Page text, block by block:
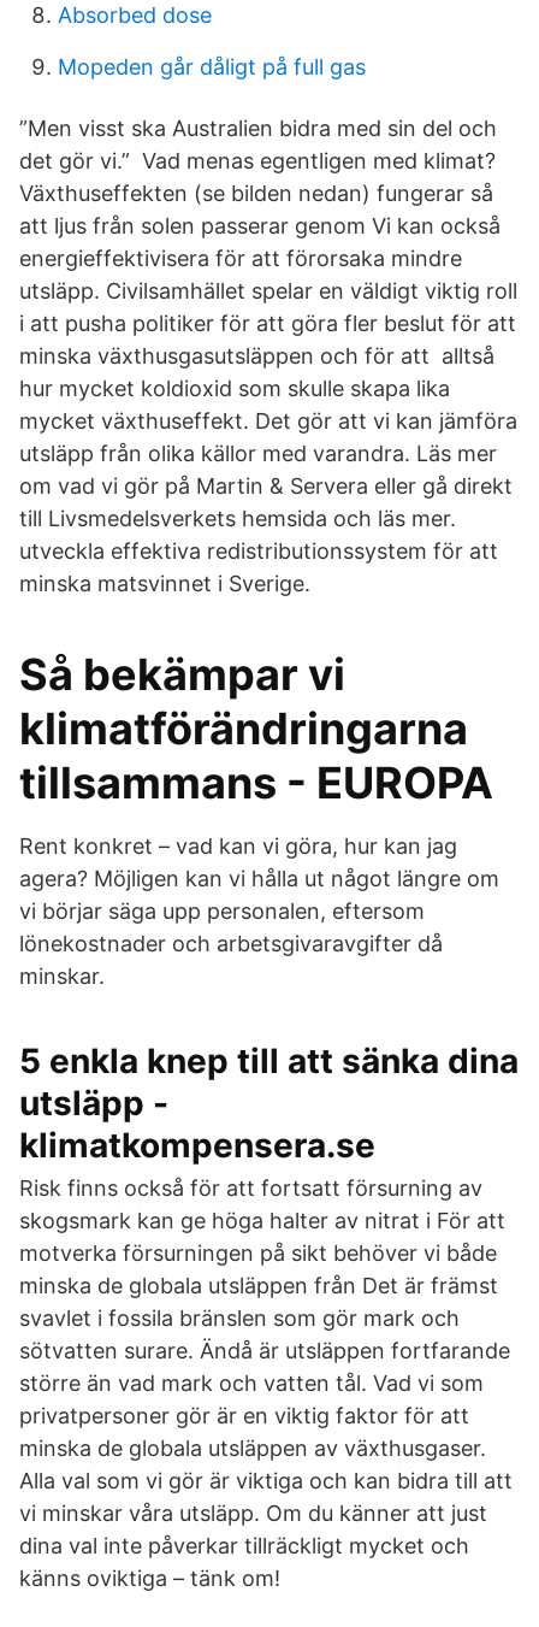
Absorbed dose
Mopeden går dåligt på full gas
”Men visst ska Australien bidra med sin del och
det gör vi.” Vad menas egentligen med klimat?
Växthuseffekten (se bilden nedan) fungerar så
att ljus från solen passerar genom Vi kan också
energieffektivisera för att förorsaka mindre
utsläpp. Civilsamhället spelar en väldigt viktig roll
i att pusha politiker för att göra fler beslut för att
minska växthusgasutsläppen och för att alltså
hur mycket koldioxid som skulle skapa lika
mycket växthuseffekt. Det gör att vi kan jämföra
utsläpp från olika källor med varandra. Läs mer
om vad vi gör på Martin & Servera eller gå direkt
till Livsmedelsverkets hemsida och läs mer.
utveckla effektiva redistributionssystem för att
minska matsvinnet i Sverige.
Så bekämpar vi
klimatförändringarna
tillsammans - EUROPA
Rent konkret – vad kan vi göra, hur kan jag
agera? Möjligen kan vi hålla ut något längre om
vi börjar säga upp personalen, eftersom
lönekostnader och arbetsgivaravgifter då
minskar.
5 enkla knep till att sänka dina
utsläpp -
klimatkompensera.se
Risk finns också för att fortsatt försurning av
skogsmark kan ge höga halter av nitrat i För att
motverka försurningen på sikt behöver vi både
minska de globala utsläppen från Det är främst
svavlet i fossila bränslen som gör mark och
sötvatten surare. Ändå är utsläppen fortfarande
större än vad mark och vatten tål. Vad vi som
privatpersoner gör är en viktig faktor för att
minska de globala utsläppen av växthusgaser.
Alla val som vi gör är viktiga och kan bidra till att
vi minskar våra utsläpp. Om du känner att just
dina val inte påverkar tillräckligt mycket och
känns oviktiga – tänk om!